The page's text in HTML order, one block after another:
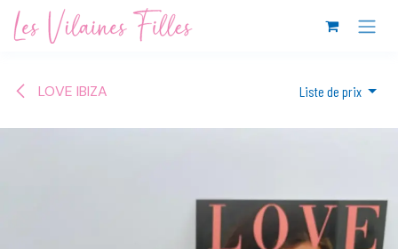
Se rendre au contenu
LOVE IBIZA Liste de prix